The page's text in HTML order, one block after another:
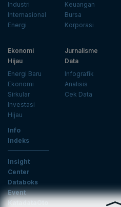
Industri
Internasional
Energi
Keuangan
Bursa
Korporasi
Ekonomi
Hijau
Energi Baru
Ekonomi
Sirkular
Investasi
Hijau
Jurnalisme
Data
Infografik
Analisis
Cek Data
Info
Indeks
Insight
Center
Databoks
Event
KatadataOto